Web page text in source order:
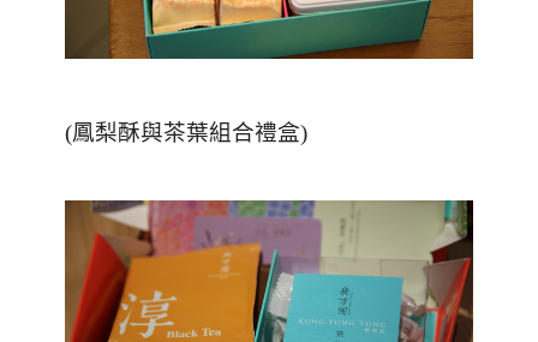
(鳳梨酥與茶葉組合禮盒)